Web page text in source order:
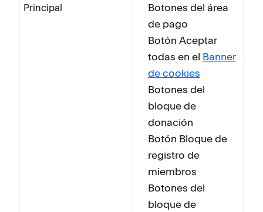
Principal
Botones del área
de pago
Botón Aceptar
todas en el Banner
de cookies
Botones del
bloque de
donación
Botón Bloque de
registro de
miembros
Botones del
bloque de